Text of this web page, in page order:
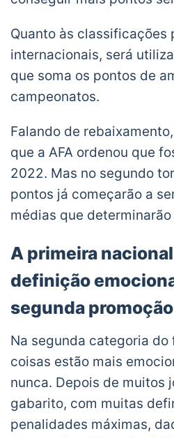
Quanto às classificações
internacionais, será
que soma os pontos de
campeonatos.
Falando de
que a AFA ordenou que
2022. Mas no segundo
pontos já começarão a
médias que
A primeira
definição
segunda promoção
Na segunda categoria
coisas estão mais
nunca. Depois de muitos
gabarito, com muitas
penalidades máximas,